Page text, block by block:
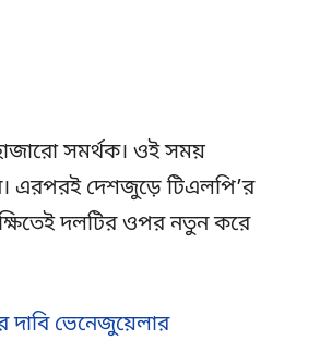
সমর্থক। ওই সময়
এরপরই দেশজুড়ে টিএলপি’র
দলটির ওপর নতুন করে
দাবি ভেনেজুয়েলার